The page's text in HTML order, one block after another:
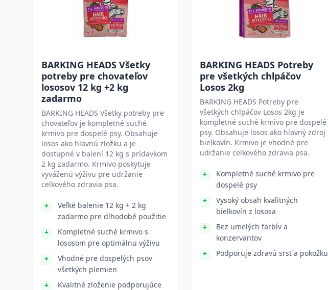
BARKING HEADS Všetky
potreby pre chovateľov
lososov 12 kg +2 kg
zadarmo
BARKING HEADS Všetky potreby pre
chovateľov je kompletné suché
krmivo pre dospelé psy. Obsahuje
losos ako hlavnú zložku a je
dostupné v balení 12 kg s prídavkom
2 kg zadarmo. Krmivo poskytuje
vyváženú výživu pre udržanie
celkového zdravia psa.
Veľké balenie 12 kg + 2 kg
zadarmo pre dlhodobé použitie
Kompletné suché krmivo s
lososom pre optimálnu výživu
Vhodné pre dospelých psov
všetkých plemien
Kvalitné zloženie podporujúce
BARKING HEADS Potreby
pre všetkých chlpáčov
Losos 2kg
BARKING HEADS Potreby pre
všetkých chlpáčov Losos 2kg je
kompletné suché krmivo pre dospelé
psy. Obsahuje losos ako hlavný zdroj
bielkovín. Krmivo je vhodné pre
udržanie celkového zdravia psa.
Kompletné suché krmivo pre
dospelé psy
Vysoký obsah kvalitných
bielkovín z lososa
Bez umelých farbív a
konzervantov
Podporuje zdravú srsť a pokožku